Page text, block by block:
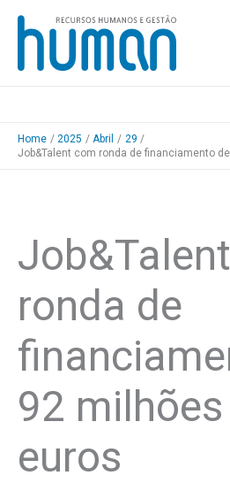
Skip
content
Home 2025 Abril
29
Job&Talent com ronda de financiamento
ronda de
92
euros